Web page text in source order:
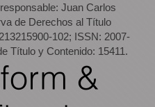
Juan Carlos
de Derechos al Título
102; ISSN: 2007-
Título y Contenido: 15411.